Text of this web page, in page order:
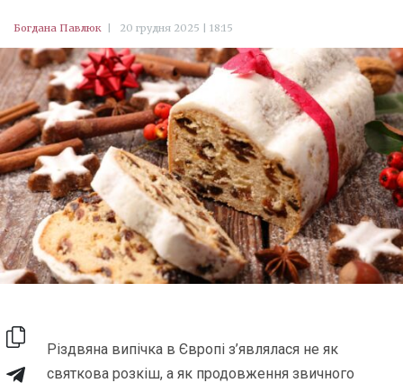
Богдана Павлюк 20 грудня 2025 | 18:15
Різдвяна випічка в Європі з’являлася не як
святкова розкіш, а як продовження звичного